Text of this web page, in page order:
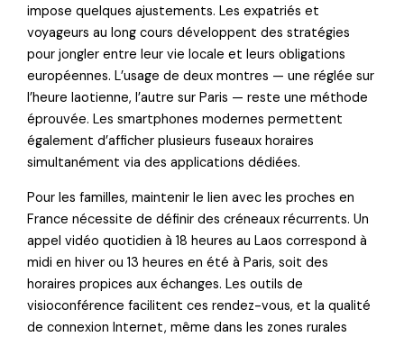
impose quelques ajustements. Les expatriés et
voyageurs au long cours développent des stratégies
pour jongler entre leur vie locale et leurs obligations
européennes. L’usage de deux montres — une réglée sur
l’heure laotienne, l’autre sur Paris — reste une méthode
éprouvée. Les smartphones modernes permettent
également d’afficher plusieurs fuseaux horaires
simultanément via des applications dédiées.
Pour les familles, maintenir le lien avec les proches en
France nécessite de définir des créneaux récurrents. Un
appel vidéo quotidien à 18 heures au Laos correspond à
midi en hiver ou 13 heures en été à Paris, soit des
horaires propices aux échanges. Les outils de
visioconférence facilitent ces rendez-vous, et la qualité
de connexion Internet, même dans les zones rurales